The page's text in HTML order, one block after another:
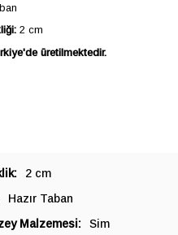
2 cm
üretilmektedir.
2 cm
Hazır Taban
Malzemesi
Sim